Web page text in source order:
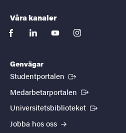
Våra kanaler
facebooklinkedinyoutubeinstagram
Genvägar
Studentportalen (Extern länk)
Medarbetarportalen (Extern länk)
Universitetsbiblioteket (Extern länk)
Jobba hos oss